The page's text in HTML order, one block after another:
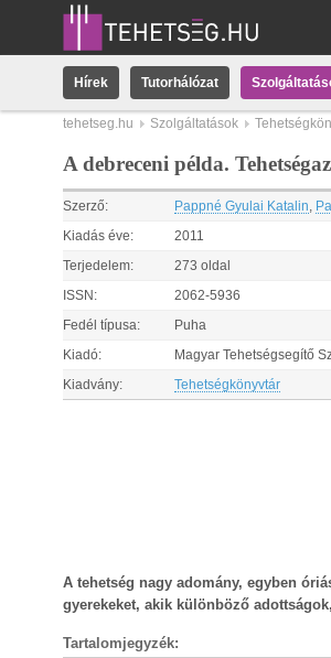
Hírek Tutorhálózat
tehetseg.hu Szolgáltatások
A debreceni példa.
Szerző: Pappné Gyulai Katalin
Kiadás éve: 2011
Terjedelem: 273 oldal
ISSN: 2062-5936
Fedél típusa: Puha
Kiadó: Magyar Tehetségsegítő
Kiadvány: Tehetségkönyvtár
A tehetség nagy adomány, egyben
gyerekeket, akik különböző
Tartalomjegyzék: